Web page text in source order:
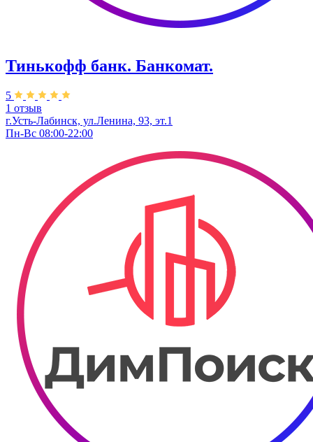
Тинькофф банк. Банкомат.
5
1 отзыв
г.Усть-Лабинск, ул.​Ленина, 93, эт.1
Пн-Вс 08:00-22:00